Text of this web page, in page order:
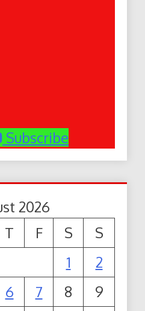
Subscribe
2026
T F S
S
1
2
6 7 8
9